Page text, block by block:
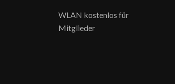
WLAN kostenlos für
Mitglieder